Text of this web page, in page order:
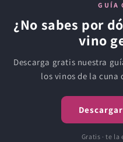
GUÍA
¿No sabes por
vino
Descarga gratis nuestra
los vinos de la cuna
Gratis · te